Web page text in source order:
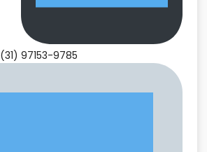
(31) 97153-9785